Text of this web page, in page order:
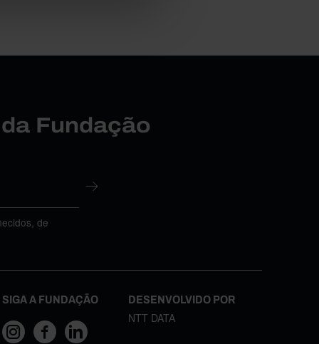
Fundação
de
SIGA A FUNDAÇÃO DESENVOLVIDO POR
NTT DATA